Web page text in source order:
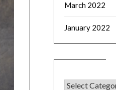
March 2022
January 2022
CATEGORIES